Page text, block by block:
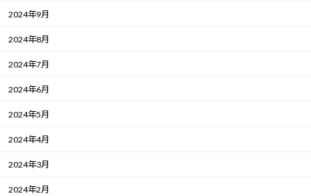
2024年9月
2024年8月
2024年7月
2024年6月
2024年5月
2024年4月
2024年3月
2024年2月